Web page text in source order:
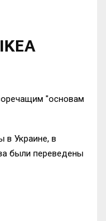
"основам
в Украине, в
были переведены